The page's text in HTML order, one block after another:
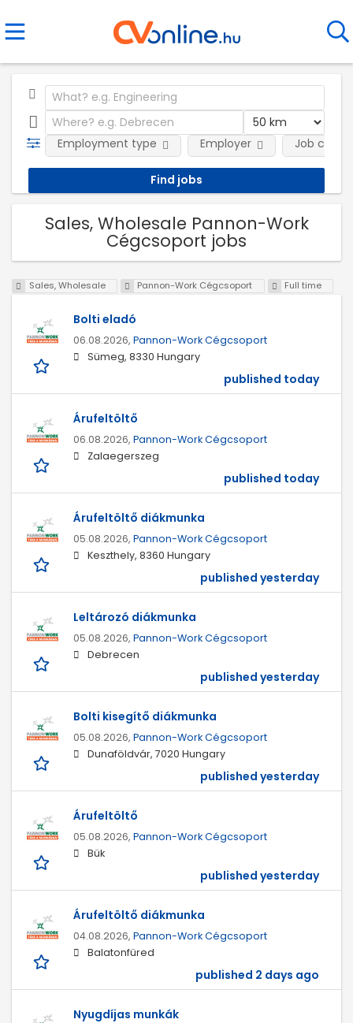
Employment type Employer Job
Sales, Wholesale Pannon-Work
Cégcsoport jobs
Sales, Wholesale Pannon-Work Cégcsoport Full time
Bolti eladó
06.08.2026, Pannon-Work Cégcsoport
Sümeg, 8330 Hungary
published today
Árufeltöltő
06.08.2026, Pannon-Work Cégcsoport
Zalaegerszeg
published today
Árufeltöltő diákmunka
05.08.2026, Pannon-Work Cégcsoport
Keszthely, 8360 Hungary
published yesterday
Leltározó diákmunka
05.08.2026, Pannon-Work Cégcsoport
Debrecen
published yesterday
Bolti kisegítő diákmunka
05.08.2026, Pannon-Work Cégcsoport
Dunaföldvár, 7020 Hungary
published yesterday
Árufeltöltő
05.08.2026, Pannon-Work Cégcsoport
Bük
published yesterday
Árufeltöltő diákmunka
04.08.2026, Pannon-Work Cégcsoport
Balatonfüred
published 2 days ago
Nyugdíjas munkák